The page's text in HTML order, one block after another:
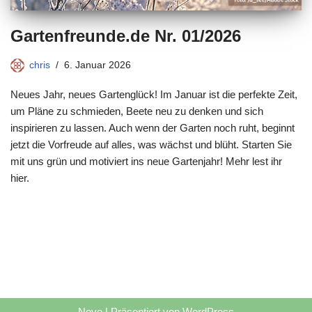
Gartenfreunde.de Nr. 01/2026
chris 6. Januar 2026
Neues Jahr, neues Gartenglück! Im Januar ist die perfekte Zeit,
um Pläne zu schmieden, Beete neu zu denken und sich
inspirieren zu lassen. Auch wenn der Garten noch ruht, beginnt
jetzt die Vorfreude auf alles, was wächst und blüht. Starten Sie
mit uns grün und motiviert ins neue Gartenjahr! Mehr lest ihr
hier.